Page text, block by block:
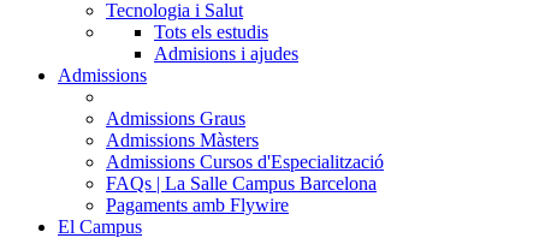
Tecnologia i Salut
Tots els estudis
Admisions i ajudes
Admissions
Admissions Graus
Admissions Màsters
Admissions Cursos d'Especialització
FAQs | La Salle Campus Barcelona
Pagaments amb Flywire
El Campus